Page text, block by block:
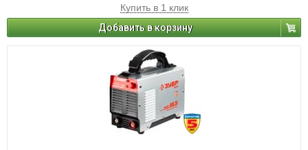
Купить в 1 клик
Добавить в корзину